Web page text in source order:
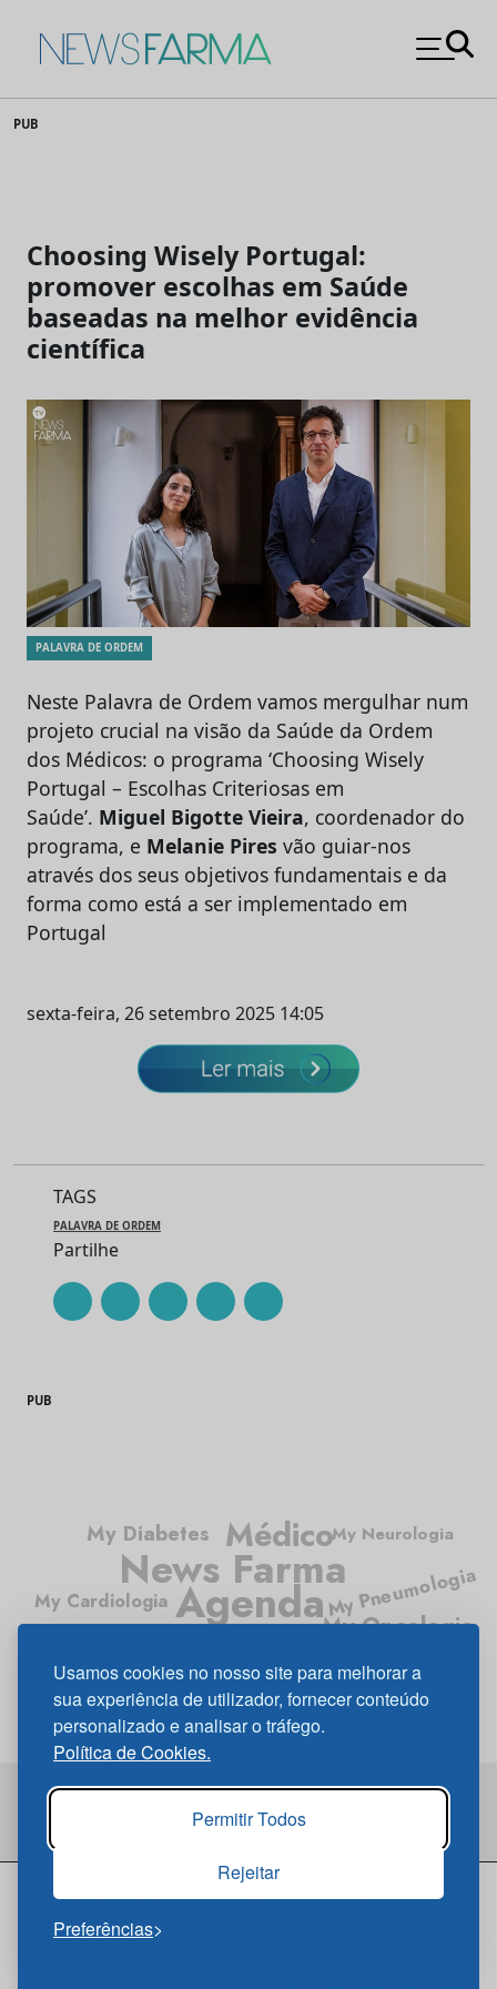
Usamos cookies no nosso site para melhorar a
sua experiência de utilizador, fornecer conteúdo
personalizado e analisar o tráfego.
Política de Cookies.
Permitir Todos
Rejeitar
Preferências
to
News Farma
PUB
Choosing Wisely Portugal:
promover escolhas em Saúde
baseadas na melhor evidência
científica
PALAVRA DE ORDEM
Neste Palavra de Ordem vamos mergulhar num
projeto crucial na visão da Saúde da Ordem
dos Médicos: o programa ‘Choosing Wisely
Portugal – Escolhas Criteriosas em
Saúde’. Miguel Bigotte Vieira, coordenador do
programa, e Melanie Pires vão guiar-nos
através dos seus objetivos fundamentais e da
forma como está a ser implementado em
Portugal
sexta-feira, 26 setembro 2025 14:05
TAGS
PALAVRA DE ORDEM
Partilhe
PUB
Agenda
News Farma
Médico
My Oncologia
My Diabetes
My Cardiologia My Pneumologia
My Gastrenterologia
My Neurologia
© 2026 NewsfarmaQuem Somos|Links|Política de
Cookies|Política de Privacidade